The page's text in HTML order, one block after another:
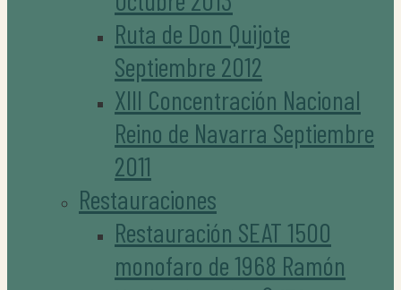
Ruta de Don Quijote
Septiembre 2012
XIII Concentración Nacional
Reino de Navarra Septiembre
2011
Restauraciones
Restauración SEAT 1500
monofaro de 1968 Ramón